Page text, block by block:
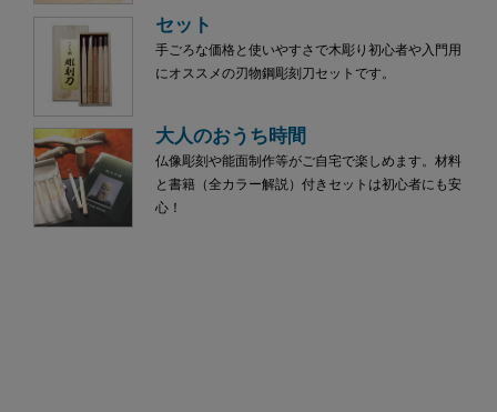
セット
手ごろな価格と使いやすさで木彫り初心者や入門用
にオススメの刃物鋼彫刻刀セットです。
大人のおうち時間
仏像彫刻や能面制作等がご自宅で楽しめます。材料
と書籍（全カラー解説）付きセットは初心者にも安
心！